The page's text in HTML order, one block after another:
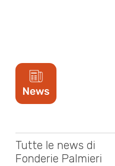
Tutte le news di
Fonderie Palmieri